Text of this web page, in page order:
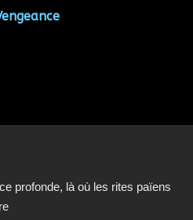
profonde, là où les rites païens